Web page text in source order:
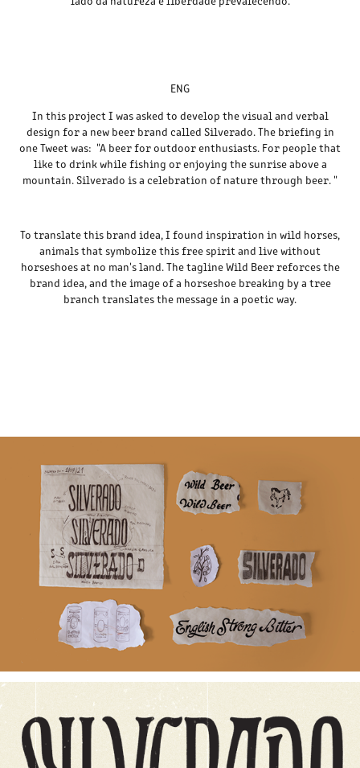
ENG
In this project I was asked to develop the visual and verbal
design for a new beer brand called Silverado. The briefing in
one Tweet was: "A beer for outdoor enthusiasts. For people that
like to drink while fishing or enjoying the sunrise above a
mountain. Silverado is a celebration of nature through beer. "
To translate this brand idea, I found inspiration in wild horses,
animals that symbolize this free spirit and live without
horseshoes at no man's land. The tagline Wild Beer reforces the
brand idea, and the image of a horseshoe breaking by a tree
branch translates the message in a poetic way.